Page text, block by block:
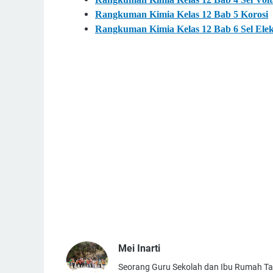
Rangkuman Kimia Kelas 12 Bab 5 Korosi
Rangkuman Kimia Kelas 12 Bab 6 Sel
Mei Inarti
Seorang Guru Sekolah dan Ibu Rumah